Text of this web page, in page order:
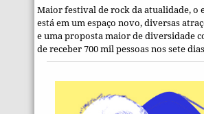
Maior festival de rock da atualidade, o
está em um espaço novo, diversas
e uma proposta maior de diversidade
de receber 700 mil pessoas nos sete